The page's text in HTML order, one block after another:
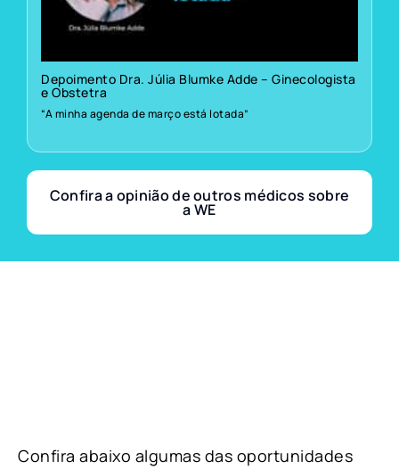
Depoimento Dra. Júlia Blumke Adde – Ginecologista
e Obstetra
“A minha agenda de março está lotada”
Confira a opinião de outros médicos sobre
a WE
Confira abaixo algumas das oportunidades